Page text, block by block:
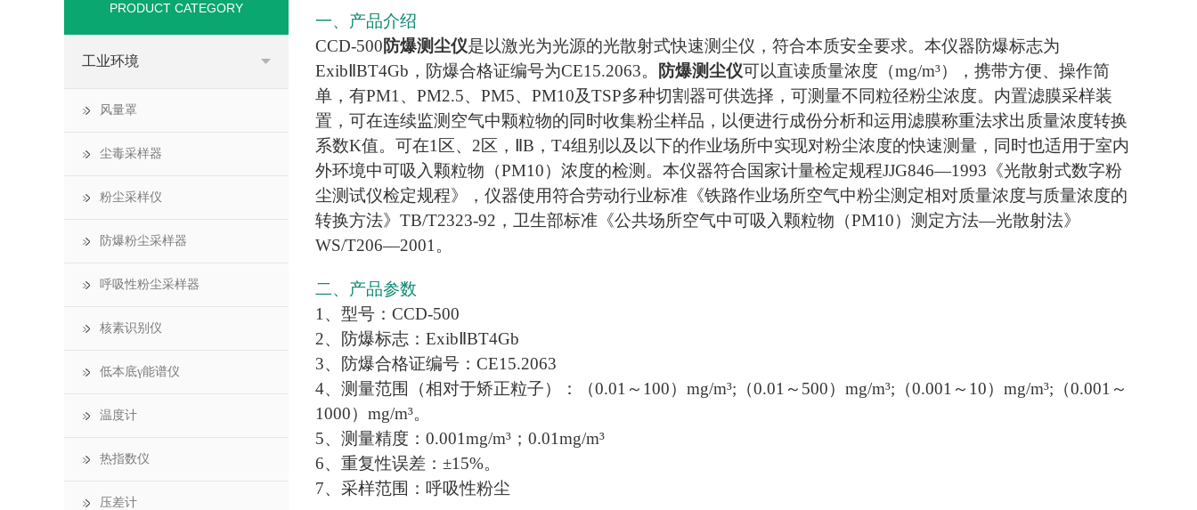
一、产品介绍
CCD-500防爆测尘仪是以激光为光源的光散射式快速测尘仪，符合本质安全要求。本仪器防爆标志为
ExibⅡBT4Gb，防爆合格证编号为CE15.2063。
防爆测尘仪可以直读质量浓度（mg/m³），携带方便、操作简
单，有PM1、PM2.5、PM5、PM10及TSP多种切割器可供选择，可测量不同粒径粉尘浓度。内置滤膜采样装
置，可在连续监测空气中颗粒物的同时收集粉尘样品，以便进行成份分析和运用滤膜称重法求出质量浓度转换
系数K值。可在1区、2区，ⅡB，T4组别以及以下的作业场所中实现对粉尘浓度的快速测量，同时也适用于室内
外环境中可吸入颗粒物（PM10）浓度的检测。本仪器符合国家计量检定规程JJG846—1993《光散射式数字粉
尘测试仪检定规程》，仪器使用符合劳动行业标准《铁路作业场所空气中粉尘测定相对质量浓度与质量浓度的
转换方法》TB/T2323-92，卫生部标准《公共场所空气中可吸入颗粒物（PM10）测定方法—光散射法》
WS/T206—2001。
二、产品参数
1、型号：CCD-500
2、防爆标志：ExibⅡBT4Gb
3、防爆合格证编号：CE15.2063
4、测量范围（相对于矫正粒子）：（0.01～100）mg/m³;（0.01～500）mg/m³;（0.001～10）mg/m³;（0.001～
1000）mg/m³。
5、测量精度：0.001mg/m³；0.01mg/m³
6、重复性误差：±15%。
7、采样范围：呼吸性粉尘
PRODUCT CATEGORY
工业环境
风量罩
尘毒采样器
粉尘采样仪
防爆粉尘采样器
呼吸性粉尘采样器
核素识别仪
低本底γ能谱仪
温度计
热指数仪
压差计